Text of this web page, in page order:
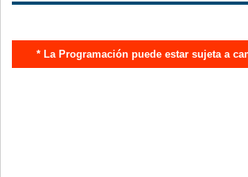
* La Programación puede estar sujeta a